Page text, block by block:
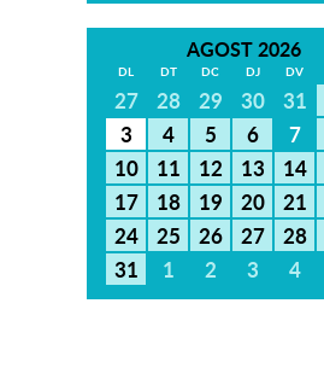
AGOST 2026
DL DT DC DJ DV
27 28 29 30 31
3
4 5 6 7
10
11 12 13 14
17
18 19 20 21
24
25 26 27 28
31
1 2 3 4